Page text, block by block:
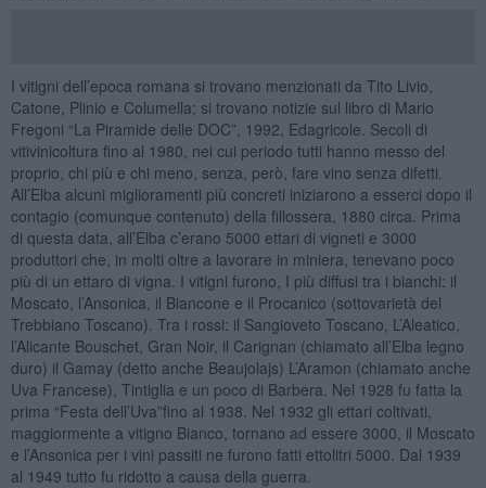
I vitigni dell’epoca romana si trovano menzionati da Tito Livio,
Catone, Plinio e Columella; si trovano notizie sul libro di Mario
Fregoni “La Piramide delle DOC”, 1992, Edagricole. Secoli di
vitivinicoltura fino al 1980, nei cui periodo tutti hanno messo del
proprio, chi più e chi meno, senza, però, fare vino senza difetti.
All’Elba alcuni miglioramenti più concreti iniziarono a esserci dopo il
contagio (comunque contenuto) della fillossera, 1880 circa. Prima
di questa data, all’Elba c’erano 5000 ettari di vigneti e 3000
produttori che, in molti oltre a lavorare in miniera, tenevano poco
più di un ettaro di vigna. I vitigni furono, I più diffusi tra i bianchi: il
Moscato, l’Ansonica, il Biancone e il Procanico (sottovarietà del
Trebbiano Toscano). Tra i rossi: il Sangioveto Toscano, L’Aleatico,
l’Alicante Bouschet, Gran Noir, il Carignan (chiamato all’Elba legno
duro) il Gamay (detto anche Beaujolajs) L’Aramon (chiamato anche
Uva Francese), Tintiglia e un poco di Barbera. Nel 1928 fu fatta la
prima “Festa dell’Uva”fino al 1938. Nel 1932 gli ettari coltivati,
maggiormente a vitigno Bianco, tornano ad essere 3000, il Moscato
e l’Ansonica per i vini passiti ne furono fatti ettolitri 5000. Dal 1939
al 1949 tutto fu ridotto a causa della guerra.